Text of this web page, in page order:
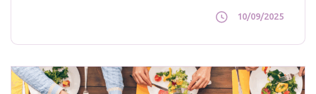
10/09/2025